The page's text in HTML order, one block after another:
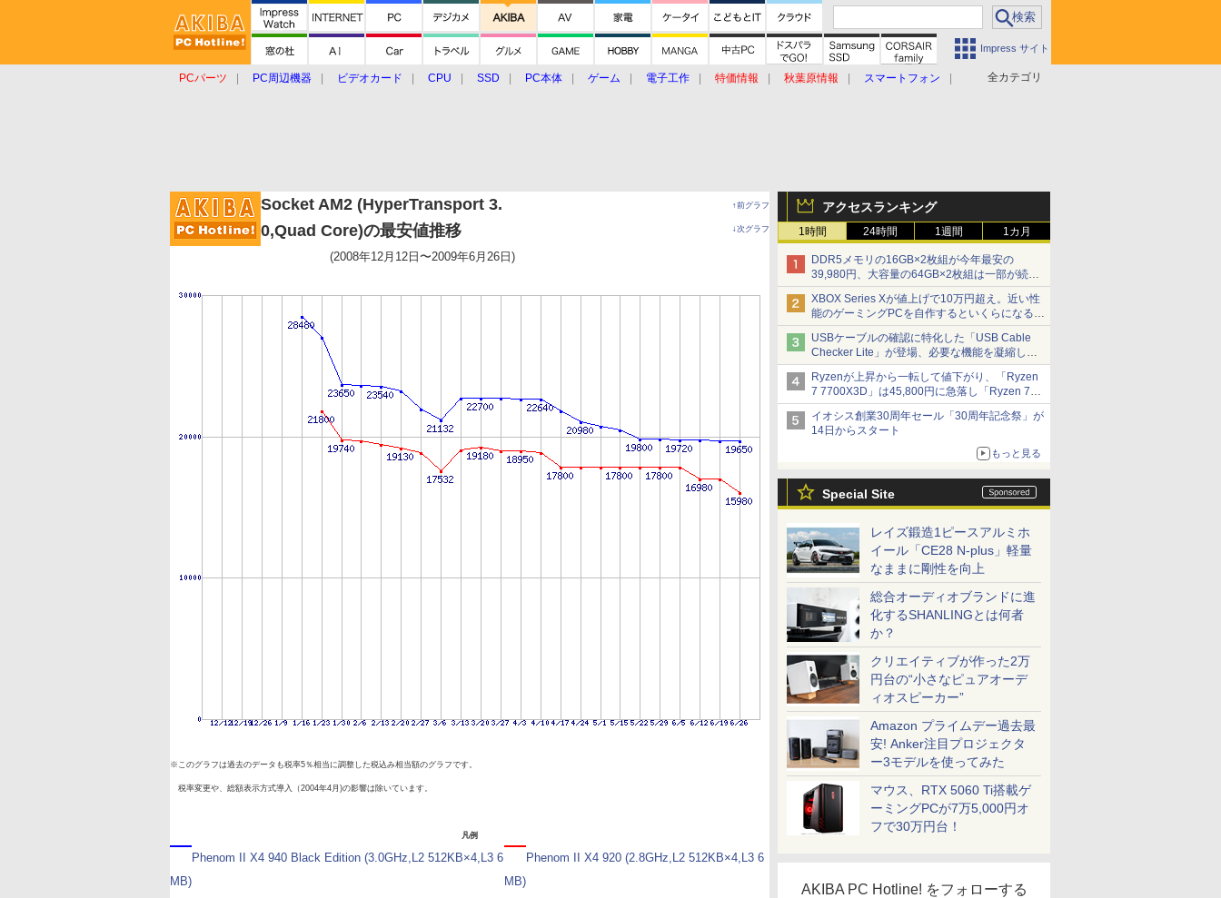
Impress サイト
全カテゴリ
PCパーツ PC周辺機器 ビデオカード CPU SSD PC本体 ゲーム 電子工作 特価情報 秋葉原情報
スマートフォン
アクセスランキング
1時間 24時間 1週間 1カ月
DDR5メモリの16GB×2枚組が今年最安の
39,980円、大容量の64GB×2枚組は一部が続騰
[8月前半のメモリ価格]
XBOX Series Xが値上げで10万円超え。近い性
能のゲーミングPCを自作するといくらになる？
【石田賀津男の『酒の肴にPCゲーム』】
USBケーブルの確認に特化した「USB Cable
Checker Lite」が登場、必要な機能を凝縮しコ
ンパクトに 7日発売
Ryzenが上昇から一転して値下がり、「Ryzen
7 7700X3D」は45,800円に急落し「Ryzen 7
7800X3D」との価格逆転解消 [8月前半のCPU
価格]
イオシス創業30周年セール「30周年記念祭」が
14日からスタート
もっと見る
Special Site
レイズ鍛造1ピースアルミホ
イール「CE28 N-plus」軽量
なままに剛性を向上
総合オーディオブランドに進
化するSHANLINGとは何者
か？
クリエイティブが作った2万
円台の“小さなピュアオーデ
ィオスピーカー”
Amazon プライムデー過去最
安! Anker注目プロジェクタ
ー3モデルを使ってみた
マウス、RTX 5060 Ti搭載ゲ
ーミングPCが7万5,000円オ
フで30万円台！
AKIBA PC Hotline! をフォローする
Socket AM2 (HyperTransport 3.
0,Quad Core)の最安値推移
↑前グラフ
↓次グラフ
(2008年12月12日〜2009年6月26日)
※このグラフは過去のデータも税率5％相当に調整した税込み相当額のグラフです。
税率変更や、総額表示方式導入（2004年4月)の影響は除いています。
凡例
Phenom II X4 940 Black Edition (3.0GHz,L2 512KB×4,L3 6
MB)
Phenom II X4 920 (2.8GHz,L2 512KB×4,L3 6
MB)